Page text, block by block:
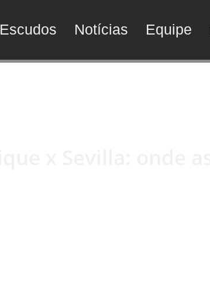
Escudos Notícias Equipe